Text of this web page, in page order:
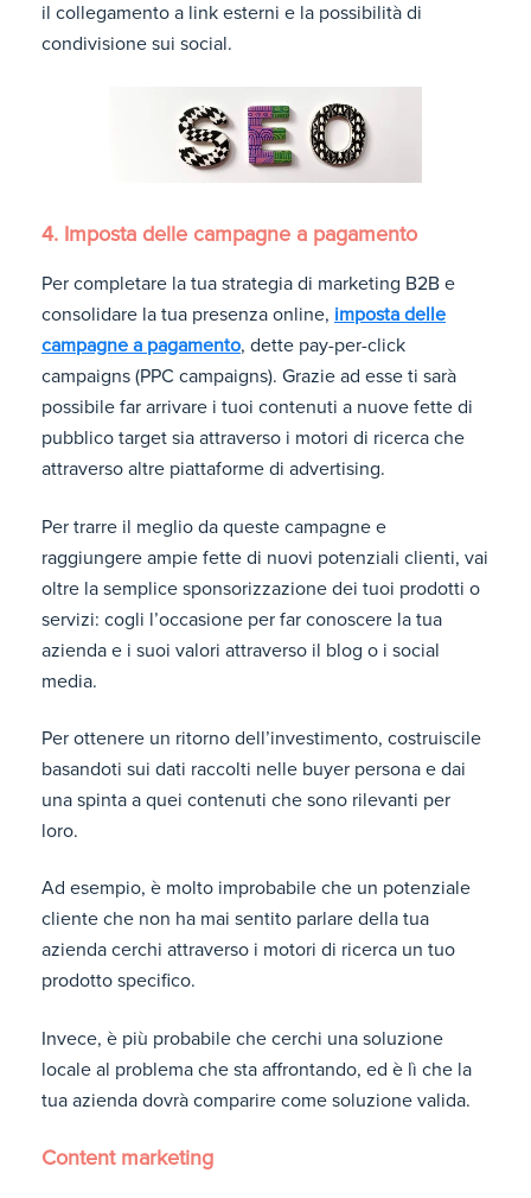
il collegamento a link esterni e la possibilità di
condivisione sui social.
4. Imposta delle campagne a pagamento
Per completare la tua strategia di marketing B2B e
consolidare la tua presenza online, imposta delle
campagne a pagamento, dette pay-per-click
campaigns (PPC campaigns). Grazie ad esse ti sarà
possibile far arrivare i tuoi contenuti a nuove fette di
pubblico target sia attraverso i motori di ricerca che
attraverso altre piattaforme di advertising.
Per trarre il meglio da queste campagne e
raggiungere ampie fette di nuovi potenziali clienti, vai
oltre la semplice sponsorizzazione dei tuoi prodotti o
servizi: cogli l’occasione per far conoscere la tua
azienda e i suoi valori attraverso il blog o i social
media.
Per ottenere un ritorno dell’investimento, costruiscile
basandoti sui dati raccolti nelle buyer persona e dai
una spinta a quei contenuti che sono rilevanti per
loro.
Ad esempio, è molto improbabile che un potenziale
cliente che non ha mai sentito parlare della tua
azienda cerchi attraverso i motori di ricerca un tuo
prodotto specifico.
Invece, è più probabile che cerchi una soluzione
locale al problema che sta affrontando, ed è lì che la
tua azienda dovrà comparire come soluzione valida.
Content marketing